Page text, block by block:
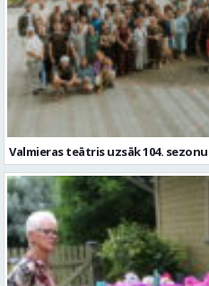
Valmieras teātris uzsāk 104.